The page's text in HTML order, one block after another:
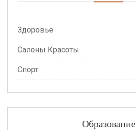
Здоровье
Салоны Красоты
Спорт
Образование